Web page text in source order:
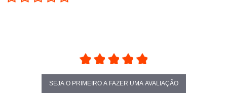
SEJA O PRIMEIRO A FAZER UMA AVALIAÇÃO